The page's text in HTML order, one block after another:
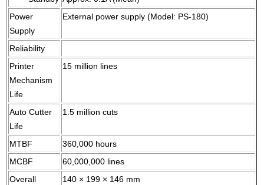
Power
Supply
External power supply (Model: PS-180)
Reliability
Printer
Mechanism
Life
15 million lines
Auto Cutter
Life
1.5 million cuts
MTBF
360,000 hours
MCBF
60,000,000 lines
Overall
140 × 199 × 146 mm